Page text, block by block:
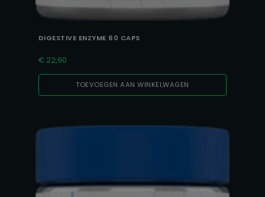
DIGESTIVE ENZYME 60 CAPS
€22,90
TOEVOEGEN AAN WINKELWAGEN